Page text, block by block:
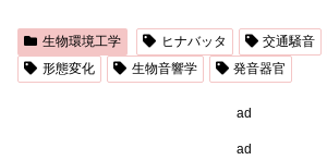
生物環境工学 ヒナバッタ 交通騒音
形態変化
生物音響学 発音器官
ad
ad